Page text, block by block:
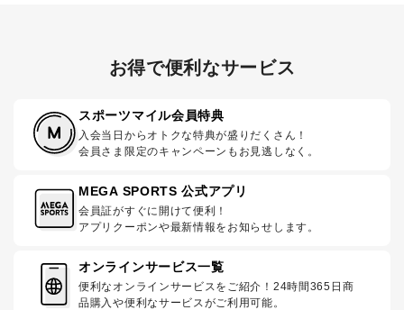
お得で便利なサービス
スポーツマイル会員特典
入会当日からオトクな特典が盛りだくさん！
会員さま限定のキャンペーンもお見逃しなく。
MEGA SPORTS 公式アプリ
会員証がすぐに開けて便利！
アプリクーポンや最新情報をお知らせします。
オンラインサービス一覧
便利なオンラインサービスをご紹介！24時間365日商
品購入や便利なサービスがご利用可能。